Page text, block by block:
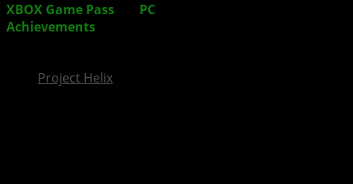
XBOX Game Pass PC
Achievements
Project Helix